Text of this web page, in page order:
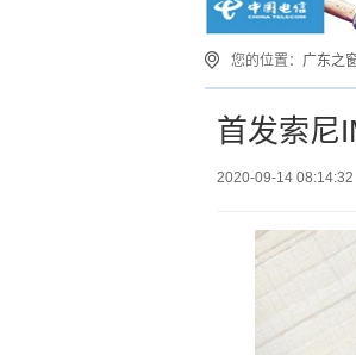
您的位置： 广东之
首发索尼
2020-09-14 08:14:32